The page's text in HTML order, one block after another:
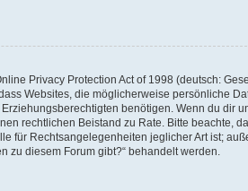
Privacy Protection Act of 1998 (deutsch:
Websites, die möglicherweise persönliche
benötigen. Wenn du dir
rechtlichen Beistand zu Rate. Bitte beachte,
für Rechtsangelegenheiten jeglicher Art ist;
zu diesem Forum gibt?“ behandelt werden.